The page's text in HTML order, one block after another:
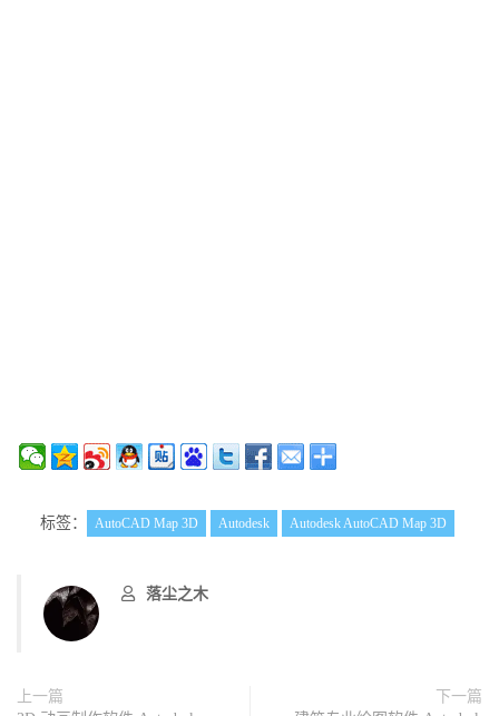
标签： AutoCAD Map 3D Autodesk Autodesk AutoCAD Map 3D
落尘之木
上一篇
下一篇